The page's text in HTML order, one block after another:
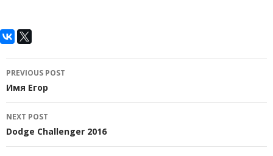
Post
navigation
PREVIOUS POST
Имя Егор
NEXT POST
Dodge Challenger 2016